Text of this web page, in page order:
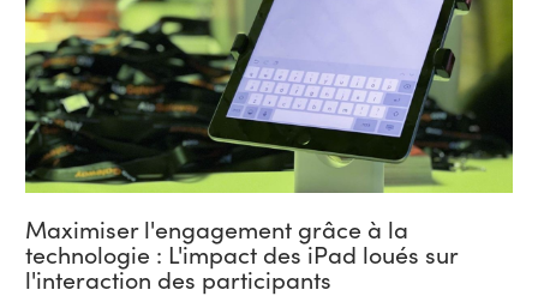
Maximiser l'engagement grâce à la
technologie : L'impact des iPad loués sur
l'interaction des participants